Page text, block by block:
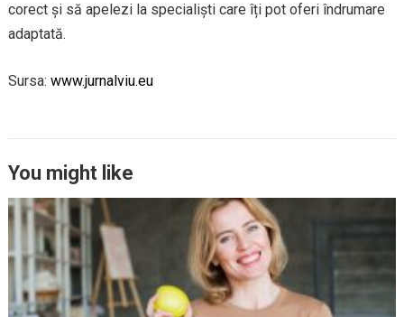
corect și să apelezi la specialiști care îți pot oferi îndrumare
adaptată.
Sursa: www.jurnalviu.eu
You might like